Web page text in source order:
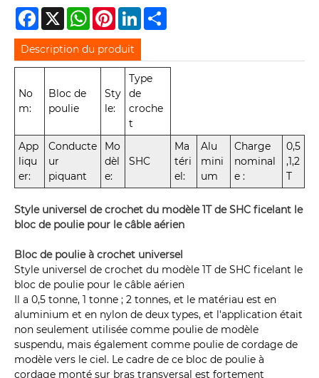
Facebook
X WhatsAppPinterestLinkedIn
Description du produit
No
m:
Bloc de
poulie
Sty
le:
Type
de
croche
t
App
liqu
er:
Conducte
ur
piquant
Mo
dèl
e:
SHC
Ma
téri
el:
Alu
mini
um
Charge
nominal
e :
0,5
,1,2
T
Style universel de crochet du modèle 1T de SHC ficelant le
bloc de poulie pour le câble aérien
Bloc de poulie à crochet universel
Style universel de crochet du modèle 1T de SHC ficelant le
bloc de poulie pour le câble aérien
Il a 0,5 tonne, 1 tonne ; 2 tonnes, et le matériau est en
aluminium et en nylon de deux types, et l'application était
non seulement utilisée comme poulie de modèle
suspendu, mais également comme poulie de cordage de
modèle vers le ciel. Le cadre de ce bloc de poulie à
cordage monté sur bras transversal est fortement